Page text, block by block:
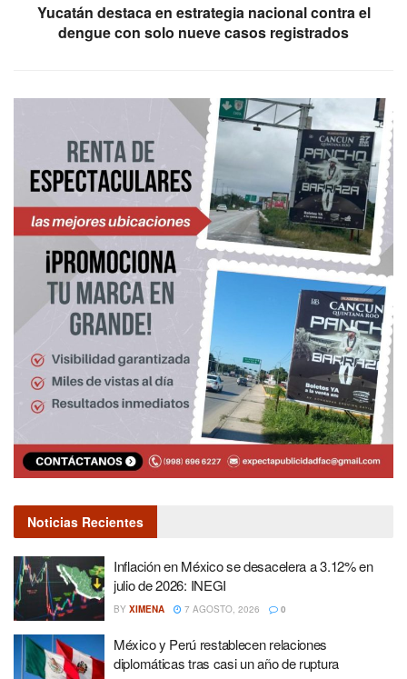
Yucatán destaca en estrategia nacional contra el
dengue con solo nueve casos registrados
Noticias Recientes
Inflación en México se desacelera a 3.12% en
julio de 2026: INEGI
BY XIMENA 7 AGOSTO, 2026 0
México y Perú restablecen relaciones
diplomáticas tras casi un año de ruptura